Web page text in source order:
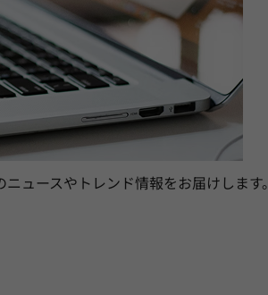
ュースやトレンド情報をお届けします。